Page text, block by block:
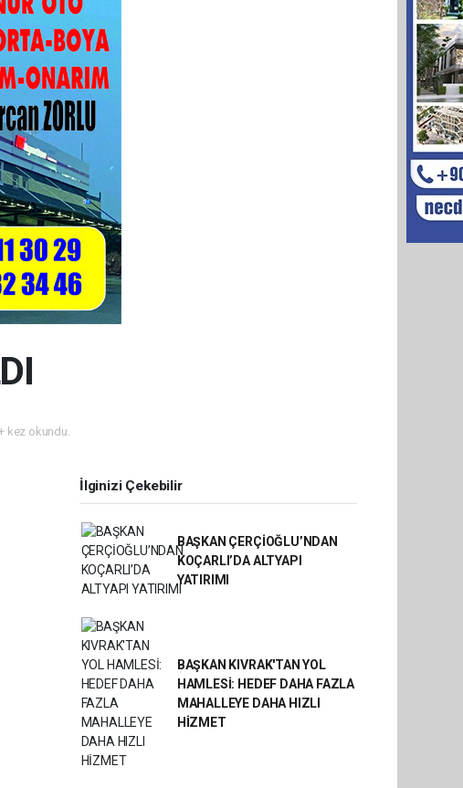
kez okundu.
İlginizi Çekebilir
BAŞKAN ÇERÇİOĞLU’NDAN
KOÇARLI’DA ALTYAPI
YATIRIMI
BAŞKAN KIVRAK'TAN YOL
HAMLESİ: HEDEF DAHA FAZLA
MAHALLEYE DAHA HIZLI
HİZMET